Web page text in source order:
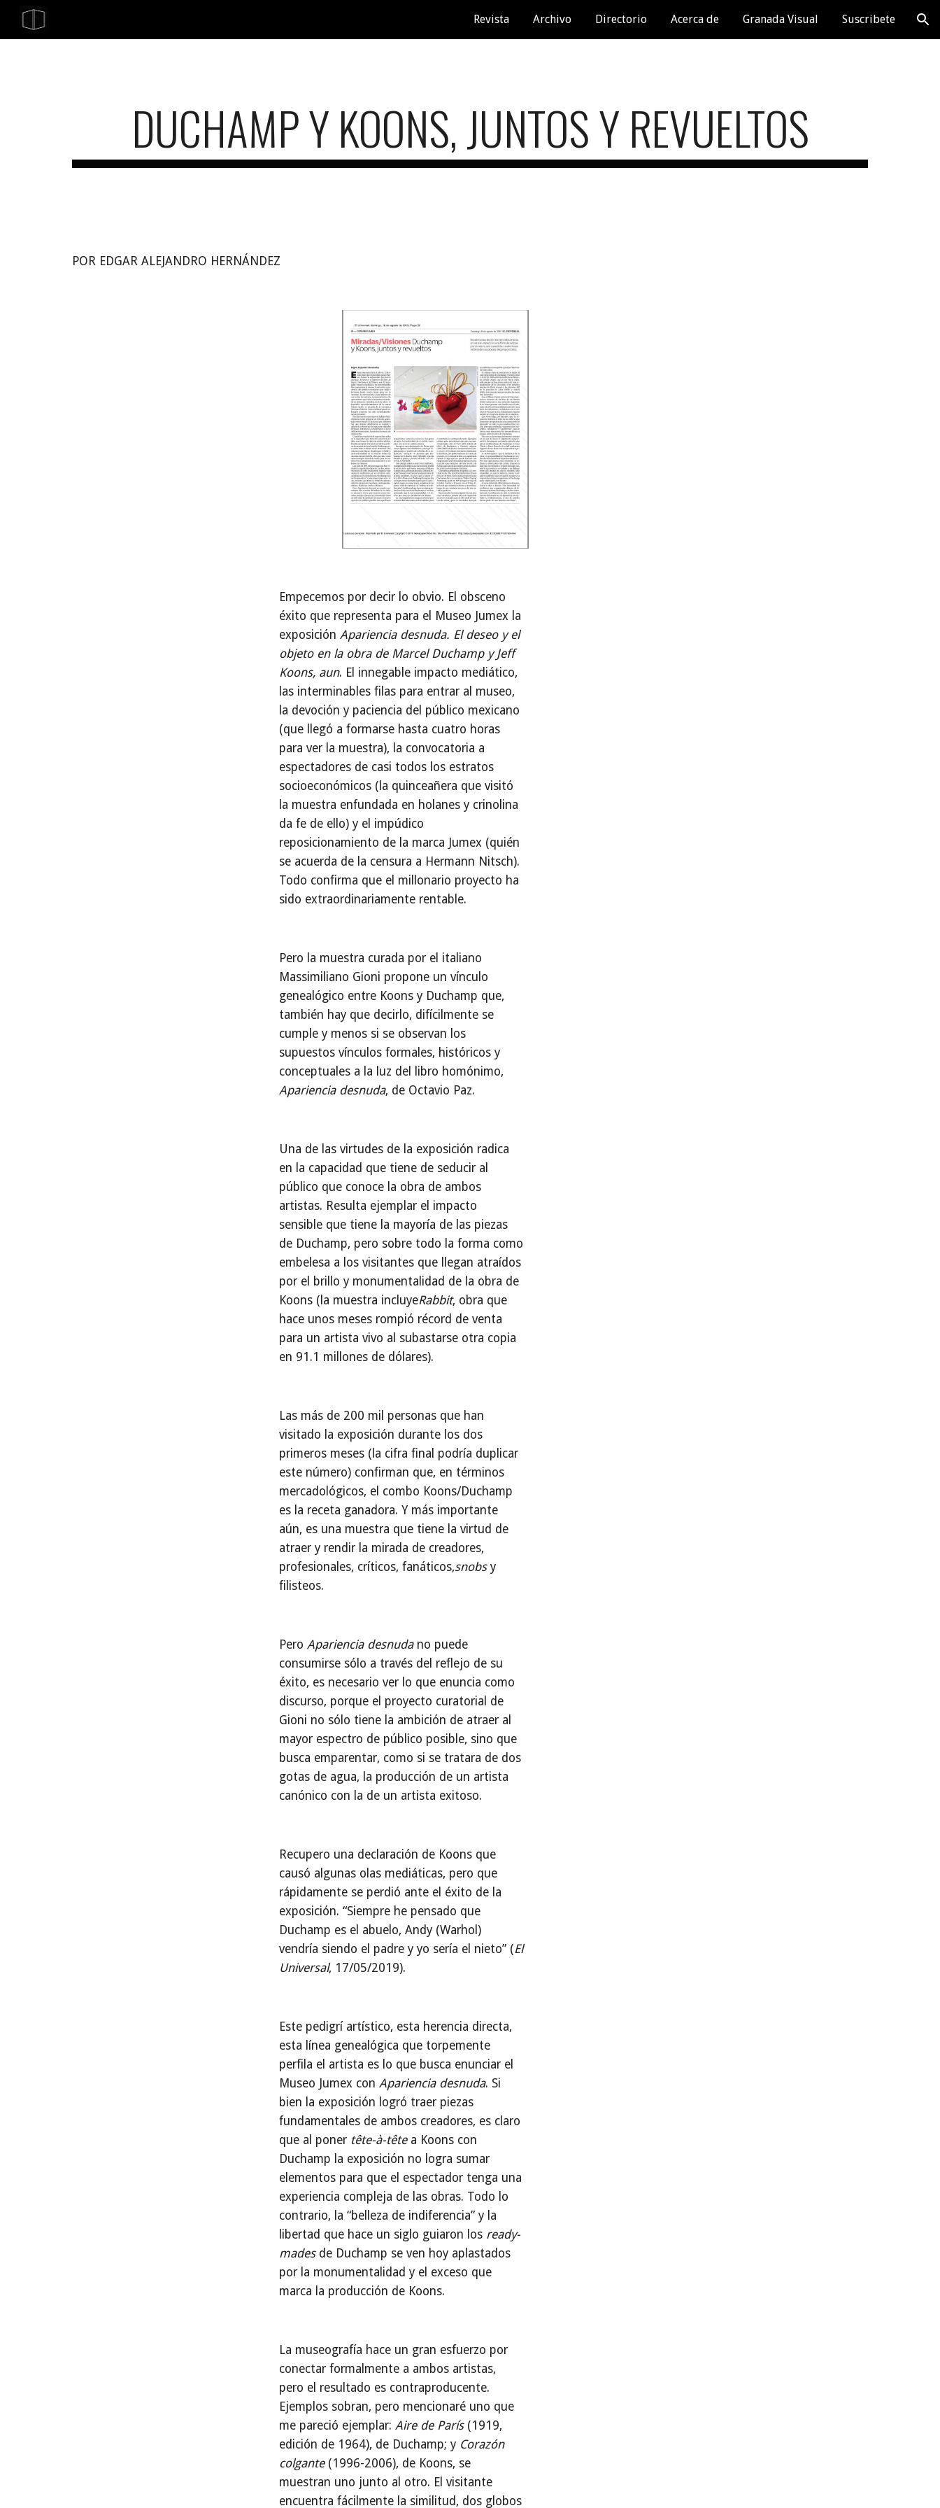
Skip to navigation
Revista Archivo Directorio Acerca de Granada Visual Suscribete
DUCHAMP Y KOONS, JUNTOS Y REVUELTOS
POR EDGAR ALEJANDRO HERNÁNDEZ
Empecemos por decir lo obvio. El obsceno
éxito que representa para el Museo Jumex la
exposición Apariencia desnuda. El deseo y el
objeto en la obra de Marcel Duchamp y Jeff
Koons, aun. El innegable impacto mediático,
las interminables filas para entrar al museo,
la devoción y paciencia del público mexicano
(que llegó a formarse hasta cuatro horas
para ver la muestra), la convocatoria a
espectadores de casi todos los estratos
socioeconómicos (la quinceañera que visitó
la muestra enfundada en holanes y crinolina
da fe de ello) y el impúdico
reposicionamiento de la marca Jumex (quién
se acuerda de la censura a Hermann Nitsch).
Todo confirma que el millonario proyecto ha
sido extraordinariamente rentable.
Pero la muestra curada por el italiano
Massimiliano Gioni propone un vínculo
genealógico entre Koons y Duchamp que,
también hay que decirlo, difícilmente se
cumple y menos si se observan los
supuestos vínculos formales, históricos y
conceptuales a la luz del libro homónimo,
Apariencia desnuda, de Octavio Paz.
Una de las virtudes de la exposición radica
en la capacidad que tiene de seducir al
público que conoce la obra de ambos
artistas. Resulta ejemplar el impacto
sensible que tiene la mayoría de las piezas
de Duchamp, pero sobre todo la forma como
embelesa a los visitantes que llegan atraídos
por el brillo y monumentalidad de la obra de
Koons (la muestra incluyeRabbit, obra que
hace unos meses rompió récord de venta
para un artista vivo al subastarse otra copia
en 91.1 millones de dólares).
Las más de 200 mil personas que han
visitado la exposición durante los dos
primeros meses (la cifra final podría duplicar
este número) confirman que, en términos
mercadológicos, el combo Koons/Duchamp
es la receta ganadora. Y más importante
aún, es una muestra que tiene la virtud de
atraer y rendir la mirada de creadores,
profesionales, críticos, fanáticos,snobsy
filisteos.
Pero Apariencia desnudano puede
consumirse sólo a través del reflejo de su
éxito, es necesario ver lo que enuncia como
discurso, porque el proyecto curatorial de
Gioni no sólo tiene la ambición de atraer al
mayor espectro de público posible, sino que
busca emparentar, como si se tratara de dos
gotas de agua, la producción de un artista
canónico con la de un artista exitoso.
Recupero una declaración de Koons que
causó algunas olas mediáticas, pero que
rápidamente se perdió ante el éxito de la
exposición. “Siempre he pensado que
Duchamp es el abuelo, Andy (Warhol)
vendría siendo el padre y yo sería el nieto” (El
Universal, 17/05/2019).
Este pedigrí artístico, esta herencia directa,
esta línea genealógica que torpemente
perfila el artista es lo que busca enunciar el
Museo Jumex con Apariencia desnuda. Si
bien la exposición logró traer piezas
fundamentales de ambos creadores, es claro
que al ponertête-à-têtea Koons con
Duchamp la exposición no logra sumar
elementos para que el espectador tenga una
experiencia compleja de las obras. Todo lo
contrario, la “belleza de indiferencia” y la
libertad que hace un siglo guiaron los ready-
madesde Duchamp se ven hoy aplastados
por la monumentalidad y el exceso que
marca la producción de Koons.
La museografía hace un gran esfuerzo por
conectar formalmente a ambos artistas,
pero el resultado es contraproducente.
Ejemplos sobran, pero mencionaré uno que
me pareció ejemplar: Aire de París(1919,
edición de 1964), de Duchamp; y Corazón
colgante(1996-2006), de Koons, se
muestran uno junto al otro. El visitante
encuentra fácilmente la similitud, dos globos